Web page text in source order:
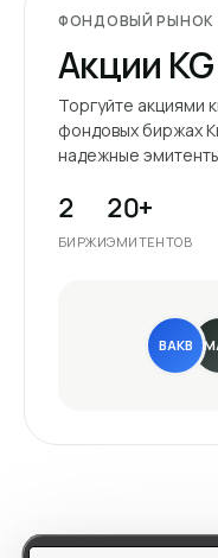
ФОНДОВЫЙ РЫНОК
Акции
Торгуйте акциями
фондовых биржах
надежные
2
БИРЖИ
20+
ЭМИТЕНТОВ
BAKB